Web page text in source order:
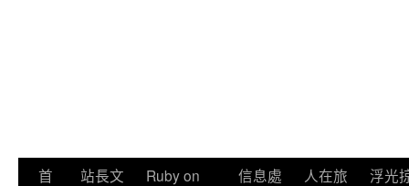
首
站長文
Ruby on
信息處
人在旅
浮光